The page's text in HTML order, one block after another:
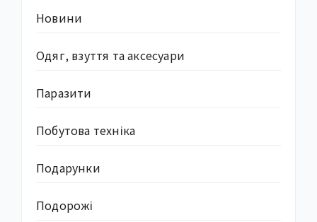
Новини
Одяг, взуття та аксесуари
Паразити
Побутова техніка
Подарунки
Подорожі